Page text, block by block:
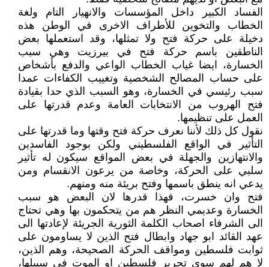
الفساد الكبير داخل المؤسسات والانهيار التام ولغة
الخطاب والتخوين للأطراف الاخرى في الوطن هذه
دخيلة على حركة فتح ولا تمثلها، وقد استعملها بعض
الناطقين باسم حركة فتح في بيرزيت وهي سبب
الخسارة، ايضا غياب الخطاب الواعي والدفع بأشخاص
على حساب المصالح الشخصية وتغييب الكفاءات عمدا
سبب رئيسي في الخسارة، وهو السبب الذي حدا بقيادة
فتح الهروب من الانتخابات العامة وعدم قدرتها على
العمل على تنظيمها.
نقول كل ذلك لأننا نعرف حركة فتح وقتها وما قدرتها على
التأثير في الواقع الفلسطيني ولكن بوجود الفاسدين
والانتهازين والجهلة في بعض المواقع سيكون له تأثير
سلبي على الحركة، وخاصة من يرعون الانقسام ومن
يدعي انه ينطق باسمها وفتح بريئة منه ومنهم.
فتح وان خسرت، فهذا قدرها لان البعض هو سبب
الخسارة وعديمي النظر هم من يتحكمون بها وهي تحتاج
الى الشرفاء اصحاب الكلمة الثورية الجريئة لإعادتها الى
عهد القائد ابو جهاد وابطال فتح الذين لا يساومون على
ثوابت فلسطين ومواقف الحركة الصحيحة، وهم الذين،
لا هم لهم سوى تحرير فلسطين او الموت في سبيلها،